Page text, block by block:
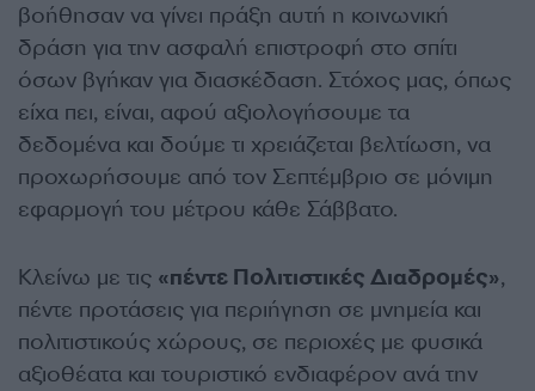
βοήθησαν να γίνει πράξη αυτή η κοινωνική
δράση για την ασφαλή επιστροφή στο σπίτι
όσων βγήκαν για διασκέδαση. Στόχος μας, όπως
είχα πει, είναι, αφού αξιολογήσουμε τα
δεδομένα και δούμε τι χρειάζεται βελτίωση, να
προχωρήσουμε από τον Σεπτέμβριο σε μόνιμη
εφαρμογή του μέτρου κάθε Σάββατο.
Κλείνω με τις «πέντε Πολιτιστικές Διαδρομές»,
πέντε προτάσεις για περιήγηση σε μνημεία και
πολιτιστικούς χώρους, σε περιοχές με φυσικά
αξιοθέατα και τουριστικό ενδιαφέρον ανά την